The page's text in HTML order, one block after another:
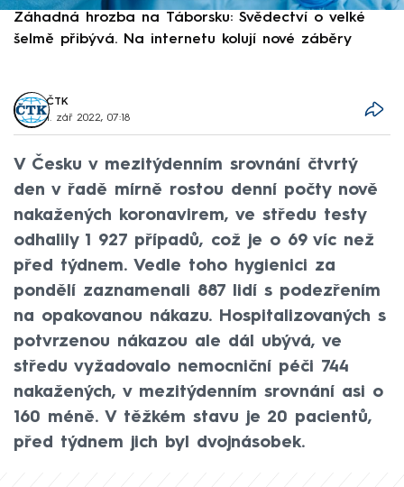
Záhadná hrozba na Táborsku: Svědectví o velké
šelmě přibývá. Na internetu kolují nové záběry
ČTK
1. zář 2022, 07:18
V Česku v mezitýdenním srovnání čtvrtý
den v řadě mírně rostou denní počty nově
nakažených koronavirem, ve středu testy
odhalily 1 927 případů, což je o 69 víc než
před týdnem. Vedle toho hygienici za
pondělí zaznamenali 887 lidí s podezřením
na opakovanou nákazu. Hospitalizovaných s
potvrzenou nákazou ale dál ubývá, ve
středu vyžadovalo nemocniční péči 744
nakažených, v mezitýdenním srovnání asi o
160 méně. V těžkém stavu je 20 pacientů,
před týdnem jich byl dvojnásobek.